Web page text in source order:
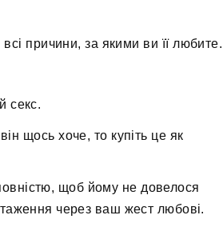
причини, за якими ви її любите.
секс.
щось хоче, то купіть це як
щоб йому не довелося
через ваш жест любові.